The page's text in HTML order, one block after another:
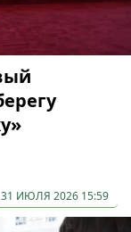
31 ИЮЛЯ 2026 15:59